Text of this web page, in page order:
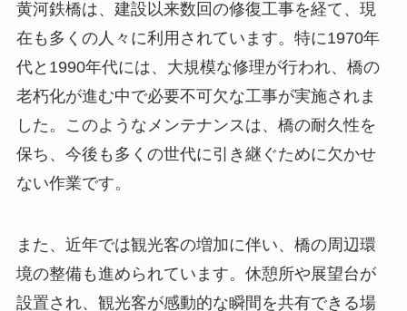
黄河鉄橋は、建設以来数回の修復工事を経て、現
在も多くの人々に利用されています。特に1970年
代と1990年代には、大規模な修理が行われ、橋の
老朽化が進む中で必要不可欠な工事が実施されま
した。このようなメンテナンスは、橋の耐久性を
保ち、今後も多くの世代に引き継ぐために欠かせ
ない作業です。
また、近年では観光客の増加に伴い、橋の周辺環
境の整備も進められています。休憩所や展望台が
設置され、観光客が感動的な瞬間を共有できる場